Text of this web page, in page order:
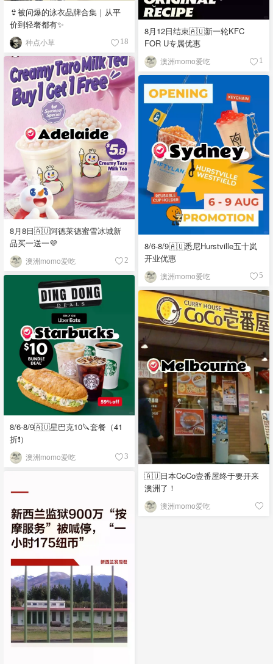
👙被问爆的泳衣品牌合集｜从平
价到轻奢都有✨
种点小草 18
8月12日结束🇦🇺新一轮KFC
FOR U专属优惠
澳洲momo爱吃 1
8月8日🇦🇺阿德莱德蜜雪冰城新
品买一送一💜
澳洲momo爱吃 2
8/6-8/9🇦🇺悉尼Hurstville五十岚
开业优惠
澳洲momo爱吃 5
8/6-8/9🇦🇺星巴克10🔪套餐（41
折❗）
澳洲momo爱吃 3
🇦🇺日本CoCo壹番屋终于要开来
澳洲了！
澳洲momo爱吃